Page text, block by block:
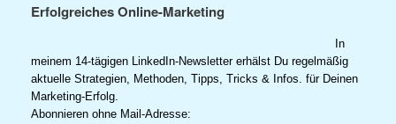
Erfolgreiches Online-Marketing
In
meinem 14-tägigen LinkedIn-Newsletter erhälst Du regelmäßig
aktuelle Strategien, Methoden, Tipps, Tricks & Infos. für Deinen
Marketing-Erfolg.
Abonnieren ohne Mail-Adresse: